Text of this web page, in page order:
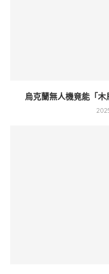
烏克蘭無人機竟能「